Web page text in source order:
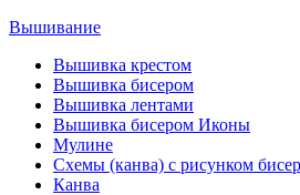
Вышивание
Вышивка крестом
Вышивка бисером
Вышивка лентами
Вышивка бисером Иконы
Мулине
Схемы (канва) с рисунком
Канва